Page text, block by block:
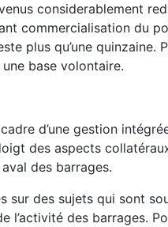
considerablement
commercialisation du
plus qu’une
base volontaire.
d’une gestion
des aspects
des barrages.
sur des sujets qui sont
des barrages.